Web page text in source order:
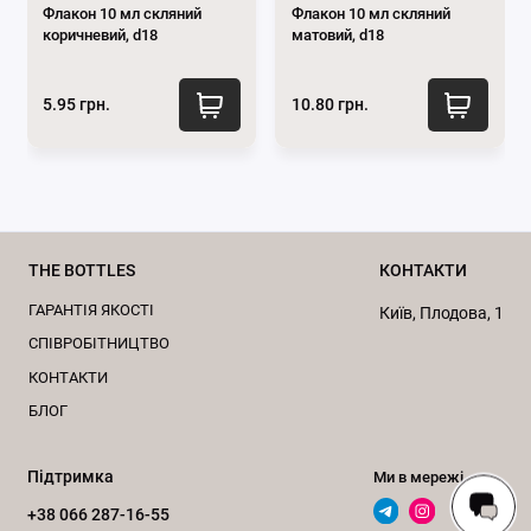
Переваги використання пластикових
флаконів:
флаконі значно легший, ніж у скляному;
Міцність:
розбивається від випадкових падінь;
Вартість:
скляні;
турбуватись;
Разноманітність форм і дизайнів : великий
Флакон 10 мл скляний
коричневий, d18
5.95 грн.
Флакон 10 мл скляний
матовий, d18
10.80 грн.
THE BOTTLES
ГАРАНТІЯ ЯКОСТІ
CПІВРОБІТНИЦТВО
КОНТАКТИ
БЛОГ
КОНТАКТИ
Київ, Плодова, 1
Підтримка
+38 066 287-16-55
Ми в мережі